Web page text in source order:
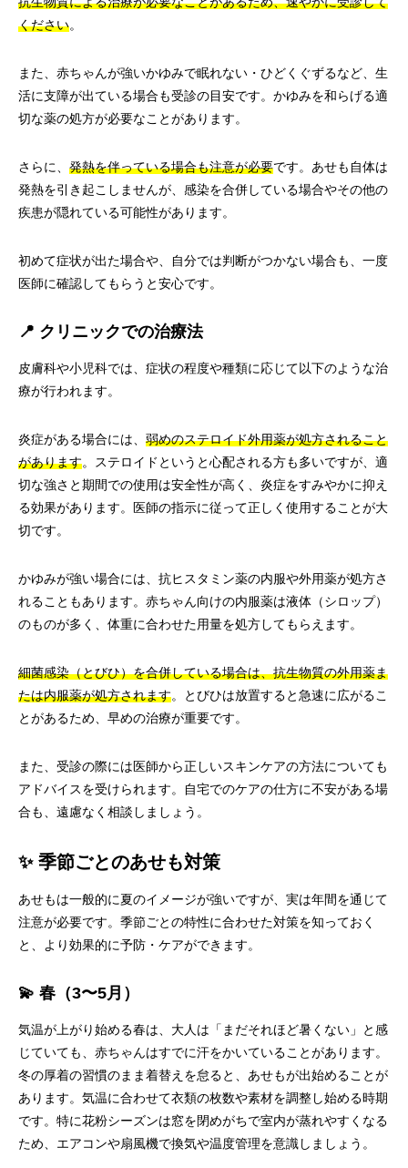
ください。
また、赤ちゃんが強いかゆみで眠れない・ひどくぐずるなど、生
活に支障が出ている場合も受診の目安です。かゆみを和らげる適
切な薬の処方が必要なことがあります。
さらに、 発熱を伴っている場合も注意が必要です。あせも自体は
発熱を引き起こしませんが、感染を合併している場合やその他の
疾患が隠れている可能性があります。
初めて症状が出た場合や、自分では判断がつかない場合も、一度
医師に確認してもらうと安心です。
📍 クリニックでの治療法
皮膚科や小児科では、症状の程度や種類に応じて以下のような治
療が行われます。
炎症がある場合には、 弱めのステロイド外用薬が処方されること
があります。ステロイドというと心配される方も多いですが、適
切な強さと期間での使用は安全性が高く、炎症をすみやかに抑え
る効果があります。医師の指示に従って正しく使用することが大
切です。
かゆみが強い場合には、抗ヒスタミン薬の内服や外用薬が処方さ
れることもあります。赤ちゃん向けの内服薬は液体（シロップ）
のものが多く、体重に合わせた用量を処方してもらえます。
細菌感染（とびひ）を合併している場合は、抗生物質の外用薬ま
たは内服薬が処方されます。とびひは放置すると急速に広がるこ
とがあるため、早めの治療が重要です。
また、受診の際には医師から正しいスキンケアの方法についても
アドバイスを受けられます。自宅でのケアの仕方に不安がある場
合も、遠慮なく相談しましょう。
✨ 季節ごとのあせも対策
あせもは一般的に夏のイメージが強いですが、実は年間を通じて
注意が必要です。季節ごとの特性に合わせた対策を知っておく
と、より効果的に予防・ケアができます。
💫 春（3〜5月）
気温が上がり始める春は、大人は「まだそれほど暑くない」と感
じていても、赤ちゃんはすでに汗をかいていることがあります。
冬の厚着の習慣のまま着替えを怠ると、あせもが出始めることが
あります。気温に合わせて衣類の枚数や素材を調整し始める時期
です。特に花粉シーズンは窓を閉めがちで室内が蒸れやすくなる
ため、エアコンや扇風機で換気や温度管理を意識しましょう。